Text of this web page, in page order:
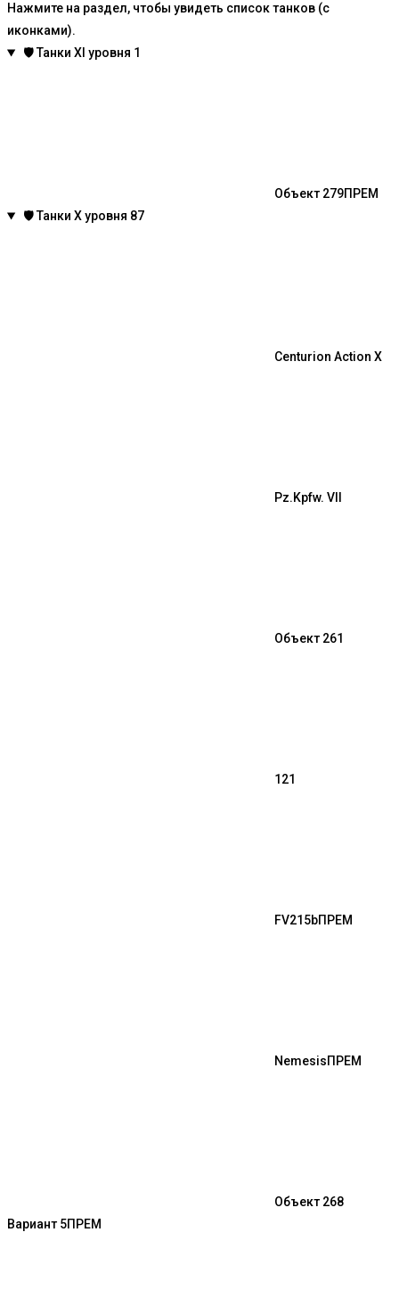
Нажмите на раздел, чтобы увидеть список танков (с
иконками).
🛡️Танки XI уровня 1
Объект 279ПРЕМ
🛡️Танки X уровня 87
Centurion Action X
Pz.Kpfw. VII
Объект 261
121
FV215bПРЕМ
NemesisПРЕМ
Объект 268
Вариант 5ПРЕМ